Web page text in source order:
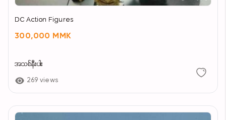
DC Action Figures
300,000 MMK
အသစ်နီးပါး
269 views